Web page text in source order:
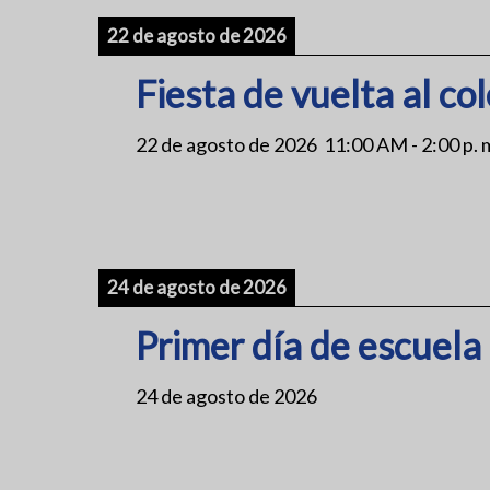
22 de agosto de 2026
Fiesta de vuelta al
22 de agosto de 2026 11:00 AM - 2:00 p.
24 de agosto de 2026
Primer día de escuela
24 de agosto de 2026